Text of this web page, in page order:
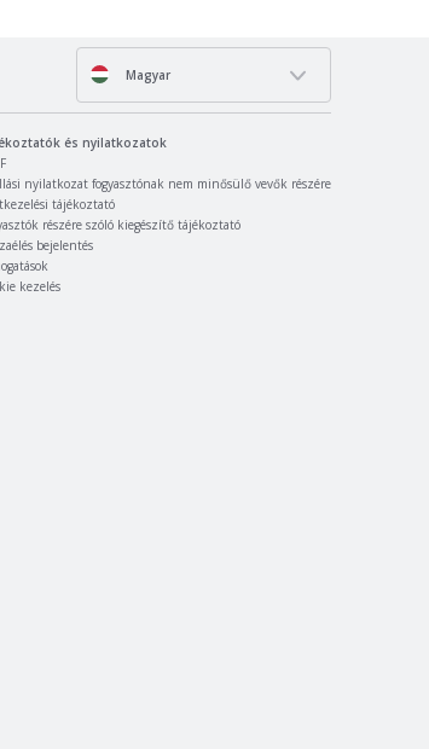
Magyar
és nyilatkozatok
nyilatkozat fogyasztónak nem minősülő vevők részére
tájékoztató
részére szóló kiegészítő tájékoztató
bejelentés
kezelés